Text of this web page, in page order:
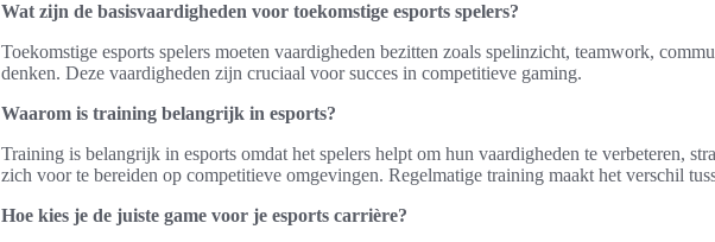
Wat zijn de basisvaardigheden voor toekomstige esports spelers?
Toekomstige esports spelers moeten vaardigheden bezitten zoals spelinzicht, teamwork,
denken. Deze vaardigheden zijn cruciaal voor succes in competitieve gaming.
Waarom is training belangrijk in esports?
Training is belangrijk in esports omdat het spelers helpt om hun vaardigheden te verbeteren,
zich voor te bereiden op competitieve omgevingen. Regelmatige training maakt het verschil
Hoe kies je de juiste game voor je esports carrière?